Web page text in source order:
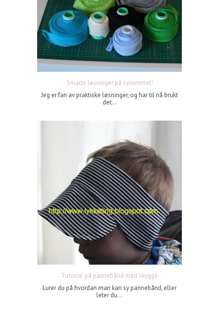
Smarte løsninger på syrommet!
Jeg er fan av praktiske løsninger, og har til nå brukt
det...
Tutorial på pannebånd med skygge
Lurer du på hvordan man kan sy pannebånd, eller
leter du...